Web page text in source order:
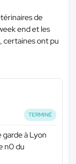
de
end et les
certaines ont pu
TERMINÉ
à Lyon
n0 du